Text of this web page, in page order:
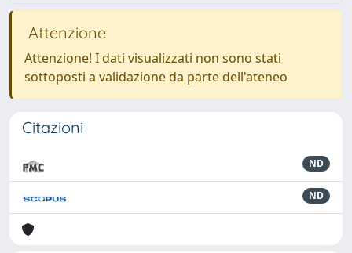
Attenzione
Attenzione! I dati visualizzati non sono stati
sottoposti a validazione da parte dell'ateneo
Citazioni
ND
ND